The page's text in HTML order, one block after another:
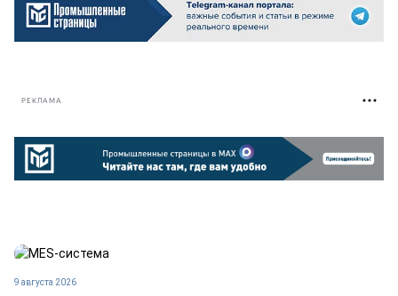
РЕКЛАМА
9 августа 2026